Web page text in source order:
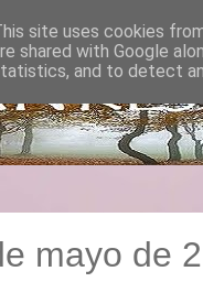
mayo de
site uses cookies
shared with Google
and to detect